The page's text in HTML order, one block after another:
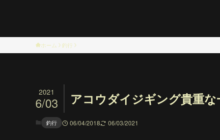
ホーム 釣行
アコウダイジギング貴重
2021
6/03
釣行 06/04/2018 06/03/2021